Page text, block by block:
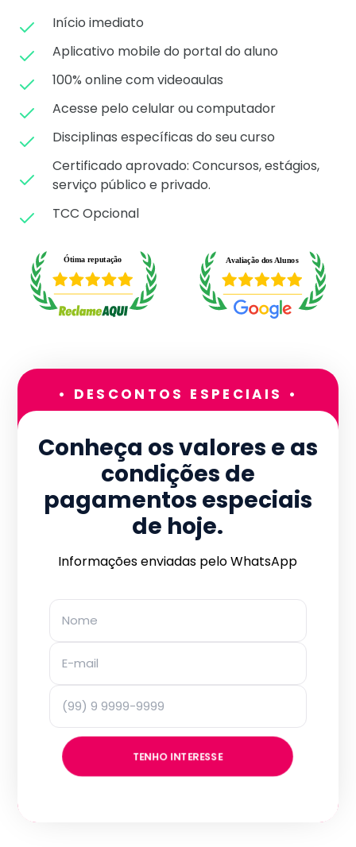
Início imediato
Aplicativo mobile do portal do aluno
100% online com videoaulas
Acesse pelo celular ou computador
Disciplinas específicas do seu curso
Certificado aprovado: Concursos, estágios,
serviço público e privado.
TCC Opcional
• DESCONTOS ESPECIAIS •
Conheça os valores e as
condições de
pagamentos especiais
de hoje.
Informações enviadas pelo WhatsApp
TENHO INTERESSE